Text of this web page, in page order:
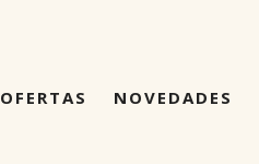
OFERTAS NOVEDADES